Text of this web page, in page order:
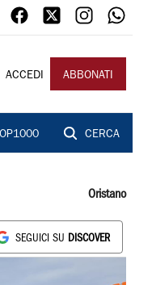
ACCEDI ABBONATI
CERCA
Oristano
SEGUICI SU DISCOVER